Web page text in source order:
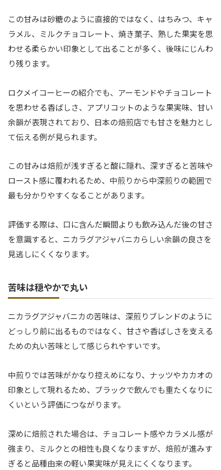
この甘みは砂糖のように直接的ではなく、はちみつ、キャ
ラメル、ミルクチョコレート、焼き菓子、熟した果実を思
わせる柔らかい印象として出ることが多く、後味にじんわ
り残ります。
ロクメイコーヒーの紹介でも、アーモンドやチョコレート
を思わせる香ばしさ、アプリコットのような果実味、甘い
余韻が表現されており、日本の焙煎店でも甘さを魅力とし
て伝える例が見られます。
この甘みは焙煎が浅すぎると酸に隠れ、深すぎると苦味や
ロースト感に覆われるため、中煎りから中深煎りの範囲で
最も分かりやすくなることがあります。
評価する際は、口に含んだ瞬間よりも飲み込んだ後の甘さ
を意識すると、ニカラグアジャバニカらしい余韻の良さを
見逃しにくくなります。
苦味は穏やかで丸い
ニカラグアジャバニカの苦味は、深煎りブレンドのように
どっしり前に出るものではなく、甘さや香ばしさを支える
ための丸い苦味として感じられやすいです。
中煎りでは苦味がかなり控えめになり、ナッツやカカオの
印象として現れるため、ブラックで飲んでも重たくなりに
くいという評価につながります。
深めに焙煎された場合は、チョコレート感やカラメル感が
強まり、ミルクとの相性も良くなりますが、焙煎が進みす
ぎると品種由来の軽い果実味が見えにくくなります。